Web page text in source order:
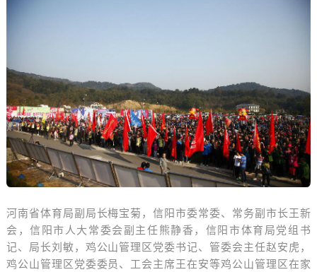
河南省体育局副局长梅宝菊，信阳市委常委、常务副市长王新
会，信阳市人大常委会副主任熊静香，信阳市体育局党组书
记、局长刘敏， 鸡公山管理区党委书记、管委会主任赵安虎，
鸡公山管理区党委委员、工会主席王在安等鸡公山管理区在家